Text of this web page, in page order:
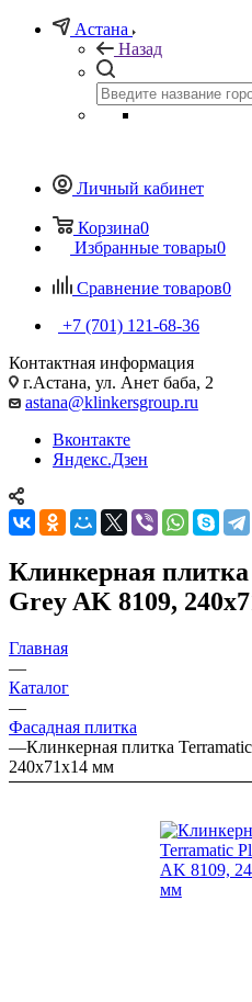
Астана
Назад
Личный кабинет
Корзина0
Избранные товары0
Сравнение товаров0
+7 (701) 121-68-36
Контактная информация
г.Астана, ул. Анет баба, 2
astana@klinkersgroup.ru
Вконтакте
Яндекс.Дзен
Клинкерная
Grey AK 8109,
Главная
—
Каталог
—
Фасадная плитка
—Клинкерная плитка
240х71х14 мм